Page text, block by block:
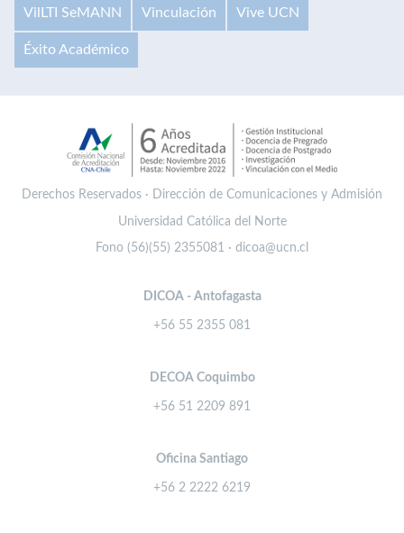
VilLTI SeMANN Vinculación Vive UCN
Éxito Académico
Derechos Reservados · Dirección de Comunicaciones y Admisión
Universidad Católica del Norte
Fono (56)(55) 2355081 · dicoa@ucn.cl
DICOA - Antofagasta
+56 55 2355 081
DECOA Coquimbo
+56 51 2209 891
Oficina Santiago
+56 2 2222 6219